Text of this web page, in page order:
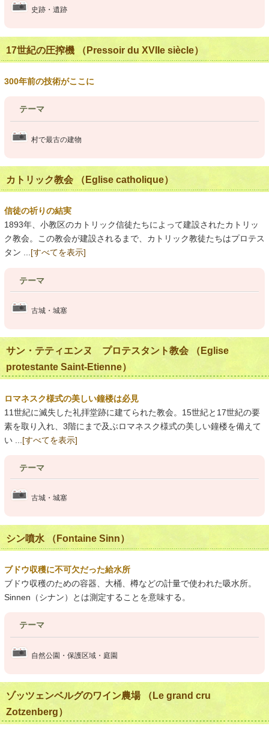
史跡・遺跡
17世紀の圧搾機 （Pressoir du XVIIe siècle）
300年前の技術がここに
テーマ
村で最古の建物
カトリック教会 （Eglise catholique）
信徒の祈りの結実
1893年、小教区のカトリック信徒たちによって建設されたカトリッ
ク教会。この教会が建設されるまで、カトリック教徒たちはプロテス
タン ... [すべてを表示]
テーマ
古城・城塞
サン・テティエンヌ プロテスタント教会 （Eglise
protestante Saint-Etienne）
ロマネスク様式の美しい鐘楼は必見
11世紀に滅失した礼拝堂跡に建てられた教会。15世紀と17世紀の要
素を取り入れ、3階にまで及ぶロマネスク様式の美しい鐘楼を備えて
い ... [すべてを表示]
テーマ
古城・城塞
シン噴水 （Fontaine Sinn）
ブドウ収穫に不可欠だった給水所
ブドウ収穫のための容器、大桶、樽などの計量で使われた吸水所。
Sinnen（シナン）とは測定することを意味する。
テーマ
自然公園・保護区域・庭園
ゾッツェンベルグのワイン農場 （Le grand cru
Zotzenberg）